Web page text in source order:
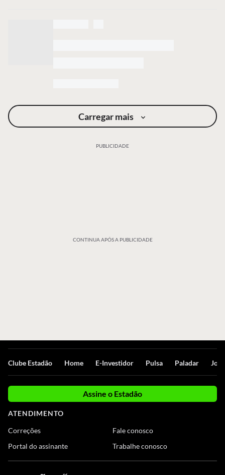
Carregar mais
PUBLICIDADE
CONTINUA APÓS A PUBLICIDADE
Clube Estadão Home E-Investidor Pulsa Paladar
Assine o Estadão
ATENDIMENTO
Correções
Portal do assinante
Fale conosco
Trabalhe conosco